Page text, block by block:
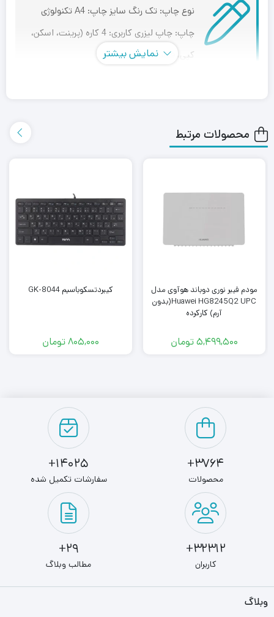
نوع چاپ: تک رنگ سایز چاپ: A4 تکنولوژی
چاپ: چاپ لیزری کاربری: 4 کاره (پرینت، اسکن،
کپی، فکس)
امکانات این پرینتر می توان به چاپ فایل های فلش مموری از
پرینتر لیزری اچ‌ پی LaserJet Pro MFP M428fdn از سرعت و
کشش بالایی برخوردار است به همین علت برای مصارف اداری و
سازمانی که نیاز به فکس دارند بسیار مناسب است. این پرینتر
می کند. این پرینتر می تواند تا 80000 برگ را به صورت ماهانه
دهد. با توجه به سرعت این پرینتر، برای مصارفی که در آن سرعت
است که انتخاب آن برای کارهای سنگین را آسان تر می کند.
نمایش بیشتر
محصولات مرتبط
مودم فیبر نوری دوباند هوآوی مدل
Huawei HG8245Q2 UPC(بدون
آرم) کارکرده
5,499,500تومان
کیبردتسکوباسیم GK-8044
805,000تومان
3764+
محصولات
14025+
سفارشات تکمیل شده
32312+
کاربران
29+
مطالب وبلاگ
وبلاگ